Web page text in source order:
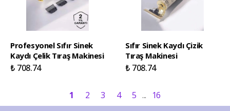
Profesyonel Sıfır Sinek
Kaydı Çelik Tıraş Makinesi
₺ 708.74
Sıfır Sinek Kaydı Çizik
Tıraş Makinesi
₺ 708.74
1 2 3 4 5 16